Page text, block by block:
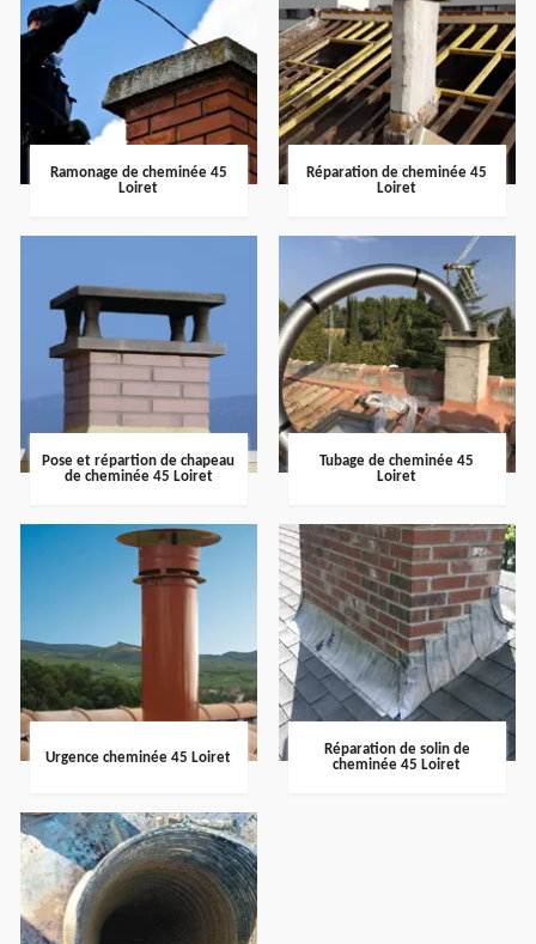
Ramonage de cheminée 45
Loiret
Réparation de cheminée 45
Loiret
Pose et répartion de chapeau
de cheminée 45 Loiret
Tubage de cheminée 45
Loiret
Urgence cheminée 45 Loiret
Réparation de solin de
cheminée 45 Loiret